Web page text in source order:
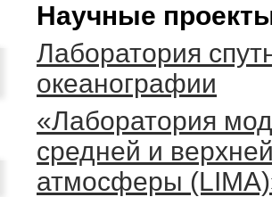
Научные
Лаборатория
океанографии
«Лаборатория
средней и верхней
атмосферы